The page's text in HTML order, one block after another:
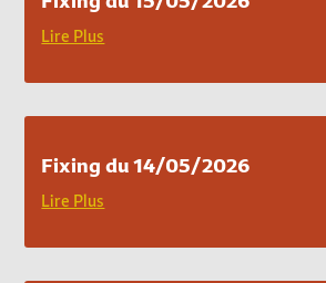
Lire Plus
Fixing du 14/05/2026
Lire Plus